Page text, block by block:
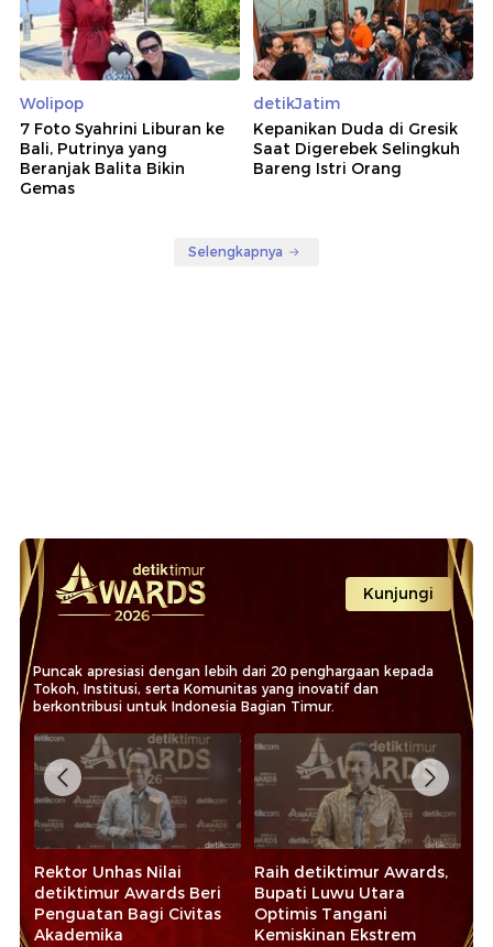
Wolipop
7 Foto Syahrini Liburan ke
Bali, Putrinya yang
Beranjak Balita Bikin
Gemas
detikJatim
Kepanikan Duda di Gresik
Saat Digerebek Selingkuh
Bareng Istri Orang
Selengkapnya
Kunjungi
Puncak apresiasi dengan lebih dari 20 penghargaan kepada
Tokoh, Institusi, serta Komunitas yang inovatif dan
berkontribusi untuk Indonesia Bagian Timur.
Rektor Unhas Nilai
detiktimur Awards Beri
Penguatan Bagi Civitas
Akademika
Raih detiktimur Awards,
Bupati Luwu Utara
Optimis Tangani
Kemiskinan Ekstrem